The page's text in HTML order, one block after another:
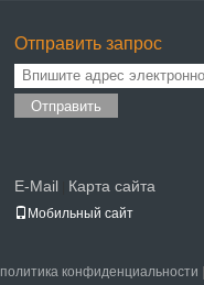
Отправить запрос
Отправить
E-Mail Карта сайта
Мобильный сайт
политика конфиденциальности